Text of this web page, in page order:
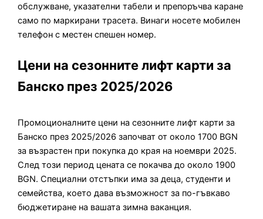
обслужване, указателни табели и препоръчва каране
само по маркирани трасета. Винаги носете мобилен
телефон с местен спешен номер.
Цени на сезонните лифт карти за
Банско през 2025/2026
Промоционалните цени на сезонните лифт карти за
Банско през 2025/2026 започват от около 1700 BGN
за възрастен при покупка до края на ноември 2025.
След този период цената се покачва до около 1900
BGN. Специални отстъпки има за деца, студенти и
семейства, което дава възможност за по-гъвкаво
бюджетиране на вашата зимна ваканция.